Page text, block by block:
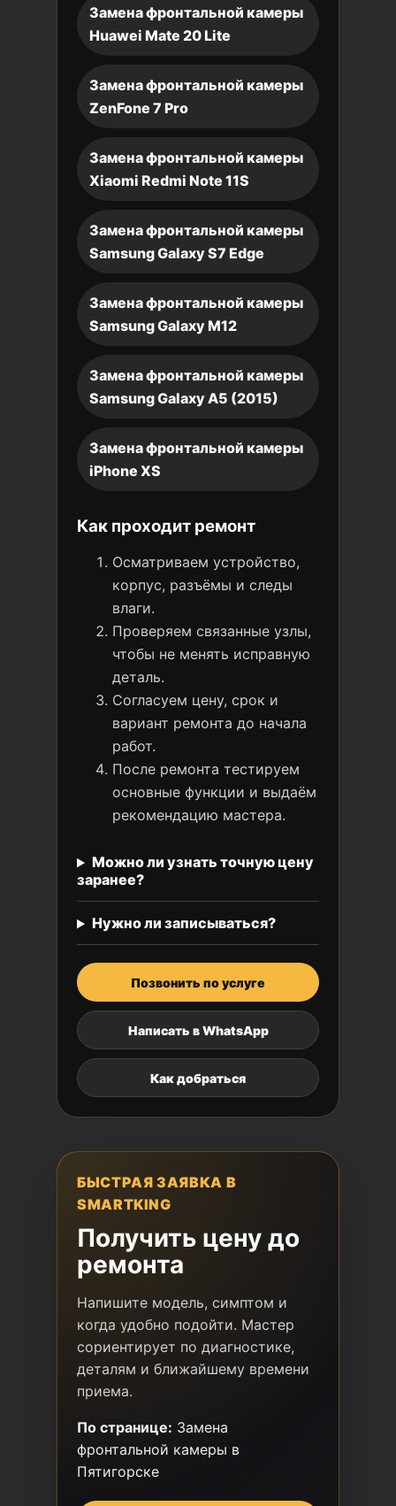
Замена фронтальной камеры
Huawei Mate 20 Lite
Замена фронтальной камеры
ZenFone 7 Pro
Замена фронтальной камеры
Xiaomi Redmi Note 11S
Замена фронтальной камеры
Samsung Galaxy S7 Edge
Замена фронтальной камеры
Samsung Galaxy M12
Замена фронтальной камеры
Samsung Galaxy A5 (2015)
Замена фронтальной камеры
iPhone XS
Как проходит ремонт
Осматриваем устройство,
корпус, разъёмы и следы
влаги.
Проверяем связанные узлы,
чтобы не менять исправную
деталь.
Согласуем цену, срок и
вариант ремонта до начала
работ.
После ремонта тестируем
основные функции и выдаём
рекомендацию мастера.
Можно ли узнать точную цену
заранее?
Нужно ли записываться?
Позвонить по услуге
Написать в WhatsApp
Как добраться
БЫСТРАЯ ЗАЯВКА В
SMARTKING
Получить цену до
ремонта
Напишите модель, симптом и
когда удобно подойти. Мастер
сориентирует по диагностике,
деталям и ближайшему времени
приема.
По странице: Замена
фронтальной камеры в
Пятигорске